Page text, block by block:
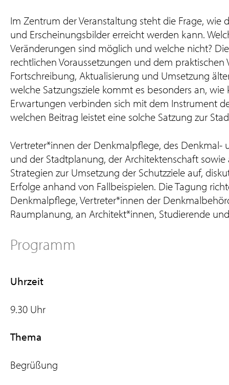
Im Zentrum der Veranstaltung steht die Frage, wie
und Erscheinungsbilder erreicht werden kann.
Veränderungen sind möglich und welche nicht?
rechtlichen Voraussetzungen und dem
Fortschreibung, Aktualisierung und Umsetzung
welche Satzungsziele kommt es besonders an,
Erwartungen verbinden sich mit dem Instrument
welchen Beitrag leistet eine solche Satzung zur
Vertreter*innen der Denkmalpflege, des Denkmal-
und der Stadtplanung, der Architektenschaft
Strategien zur Umsetzung der Schutzziele auf,
Erfolge anhand von Fallbeispielen. Die Tagung
Denkmalpflege, Vertreter*innen der
Raumplanung, an Architekt*innen, Studierende
Programm
Uhrzeit
9.30 Uhr
Thema
Begrüßung